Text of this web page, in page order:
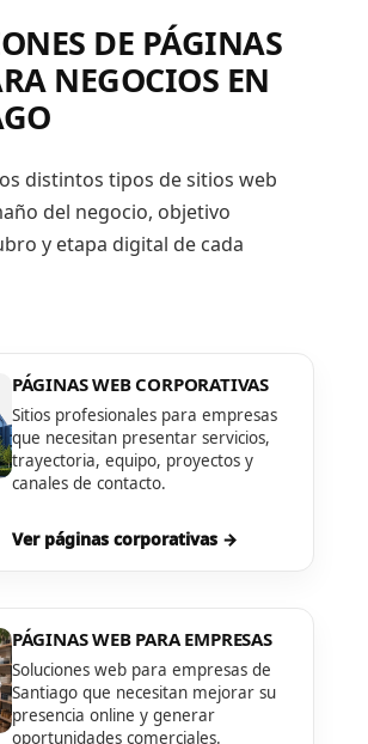
DE PÁGINAS
NEGOCIOS EN
distintos tipos de sitios web
del negocio, objetivo
y etapa digital de cada
PÁGINAS WEB CORPORATIVAS
Sitios profesionales para empresas
que necesitan presentar servicios,
trayectoria, equipo, proyectos y
canales de contacto.
Ver páginas corporativas →
PÁGINAS WEB PARA EMPRESAS
Soluciones web para empresas de
Santiago que necesitan mejorar su
presencia online y generar
oportunidades comerciales.